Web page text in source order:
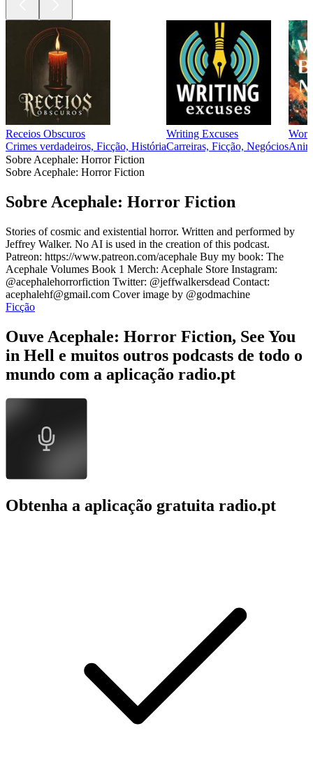
Receios Obscuros
Crimes verdadeiros, Ficção, História
Writing Excuses
Carreiras, Ficção, Negócios
Sobre Acephale: Horror Fiction
Sobre Acephale: Horror Fiction
Sobre Acephale: Horror Fiction
Stories of cosmic and existential horror. Written and performed by
Jeffrey Walker. No AI is used in the creation of this podcast.
Patreon: https://www.patreon.com/acephale Buy my book: The
Acephale Volumes Book 1 Merch: Acephale Store Instagram:
@acephalehorrorfiction Twitter: @jeffwalkersdead Contact:
acephalehf@gmail.com Cover image by @godmachine
Ficção
Ouve Acephale: Horror Fiction, See You
in Hell e muitos outros podcasts de todo o
mundo com a aplicação radio.pt
Obtenha a aplicação gratuita radio.pt